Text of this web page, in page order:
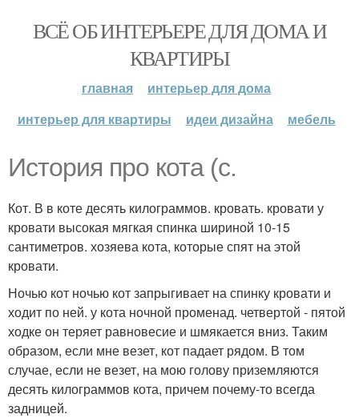
ВСЁ ОБ ИНТЕРЬЕРЕ ДЛЯ ДОМА И
КВАРТИРЫ
главная
интерьер для дома
интерьер для квартиры
идеи дизайна мебель
История про кота (с.
Кот. В в коте десять килограммов. кровать. кровати у
кровати высокая мягкая спинка шириной 10-15
сантиметров. хозяева кота, которые спят на этой
кровати.
Ночью кот ночью кот запрыгивает на спинку кровати и
ходит по ней. у кота ночной променад. четвертой - пятой
ходке он теряет равновесие и шмякается вниз. Таким
образом, если мне везет, кот падает рядом. В том
случае, если не везет, на мою голову приземляются
десять килограммов кота, причем почему-то всегда
задницей.